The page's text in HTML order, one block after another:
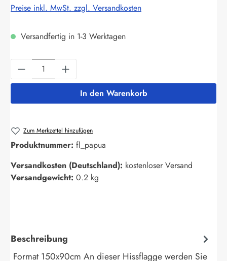
Preise inkl. MwSt. zzgl. Versandkosten
Versandfertig in 1-3 Werktagen
Produkt Anzahl: Gib den gewünschten
In den Warenkorb
Zum Merkzettel hinzufügen
Produktnummer: fl_papua
Versandkosten (Deutschland): kostenloser Versand
Versandgewicht: 0.2 kg
Beschreibung
Format 150x90cm An dieser Hissflagge werden Sie